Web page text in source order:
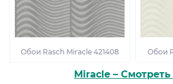
Обои Rasch Miracle 421408 Обои
Miracle – Смотреть